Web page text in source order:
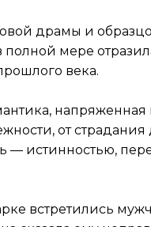
драмы и
полной мере
века.
напряженная
от
— истинностью,
встретились